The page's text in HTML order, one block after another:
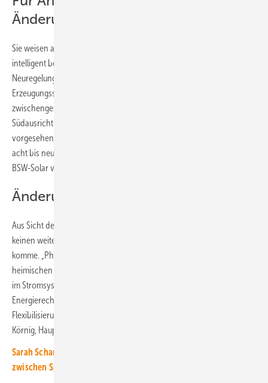
Änderungen
Sie weisen auch darauf hin, dass Solaranlagen kombiniert mit einem
intelligent beladenen Speicher fast keinerlei Nachteile durch die
Neuregelungen entstehen. Denn in diesem Falle werden die solaren
Erzeugungsspitzen ohnehin direkt vor Ort verbraucht oder
zwischengespeichert. „Selbst bei Volleinspeiseanlagen in
Südausrichtung ergäben sich durch die zur Spitzenkappung
vorgesehene 60-Prozent-Grenze lediglich Abregelungsverluste von
acht bis neun Prozent der eingespeisten Energiemenge“, rechnet der
BSW-Solar vor.
Änderungen zügig umsetzen
Aus Sicht der Solarbranche sei es entscheidend, dass es nun zu
keinen weiteren Verzögerungen beim Rollout der Steuerungstechnik
komme. „Photovoltaik deckt inzwischen fast 15 Prozent des
heimischen Strombedarfs. Solarenergie ist damit zur tragenden Säule
im Stromsystem geworden. Mit den aktuellen Änderungen im
Energierecht erfolgen notwendige Schritte zu ihrer weiteren
Flexibilisierung und erfolgreichen Systemintegration“, betont Carsten
Körnig, Hauptgeschäftsführer des BSW-Solar.
Sarah Scharfen von Intilion: „ Das Wichtigste ist die Schnittstelle
zwischen Speicher und Vermarkter“